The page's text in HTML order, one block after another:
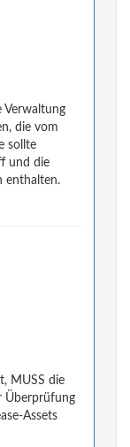
Verwaltung
die vom
sollte
und die
enthalten.
MUSS die
Überprüfung
Assets